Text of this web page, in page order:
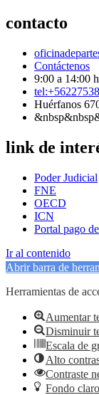
contacto
Contáctenos
9:00 a 14:00
Huérfanos
link de
Poder Judicial
FNE
OECD
ICN
Portal pago
Ir al contenido
Abrir barra de
Herramientas de
Aumentar
Disminuir
Escala de
Alto
Contraste
Fondo claro